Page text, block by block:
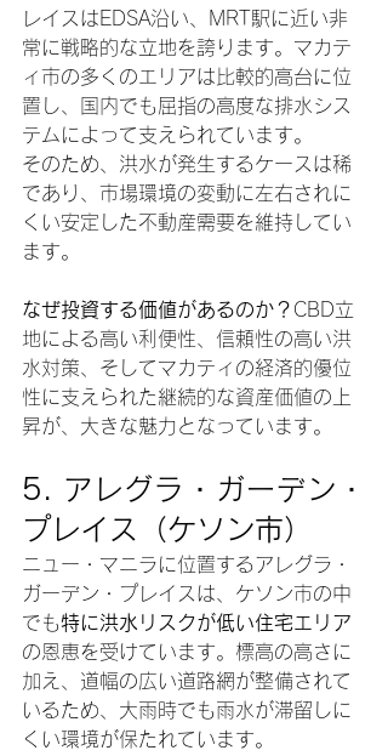
レイスはEDSA沿い、MRT駅に近い非
常に戦略的な立地を誇ります。マカテ
ィ市の多くのエリアは比較的高台に位
置し、国内でも屈指の高度な排水シス
テムによって支えられています。
そのため、洪水が発生するケースは稀
であり、市場環境の変動に左右されに
くい安定した不動産需要を維持してい
ます。
なぜ投資する価値があるのか？ CBD立
地による高い利便性、信頼性の高い洪
水対策、そしてマカティの経済的優位
性に支えられた継続的な資産価値の上
昇が、大きな魅力となっています。
5. アレグラ・ガーデン・
プレイス（ケソン市）
ニュー・マニラに位置するアレグラ・
ガーデン・プレイスは、ケソン市の中
でも特に洪水リスクが低い住宅エリア
の恩恵を受けています。標高の高さに
加え、道幅の広い道路網が整備されて
いるため、大雨時でも雨水が滞留しに
くい環境が保たれています。